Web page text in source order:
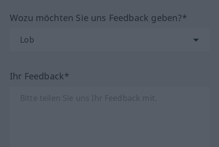
Wozu möchten Sie uns Feedback geben?*
Ihr Feedback*